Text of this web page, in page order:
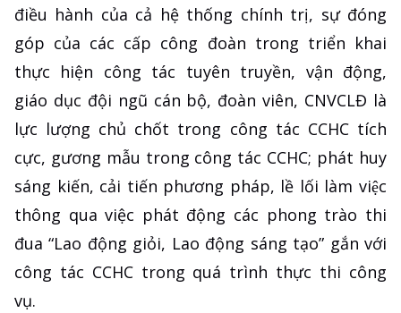
điều hành của cả hệ thống chính trị, sự đóng
góp của các cấp công đoàn trong triển khai
thực hiện công tác tuyên truyền, vận động,
giáo dục đội ngũ cán bộ, đoàn viên, CNVCLĐ là
lực lượng chủ chốt trong công tác CCHC tích
cực, gương mẫu trong công tác CCHC; phát huy
sáng kiến, cải tiến phương pháp, lề lối làm việc
thông qua việc phát động các phong trào thi
đua “Lao động giỏi, Lao động sáng tạo” gắn với
công tác CCHC trong quá trình thực thi công
vụ.